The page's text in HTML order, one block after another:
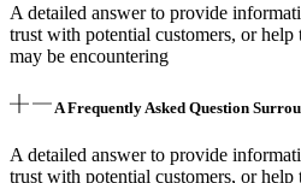
A detailed answer to provide
trust with potential customers, or
may be encountering
A Frequently Asked Question
A detailed answer to provide
trust with potential customers, or